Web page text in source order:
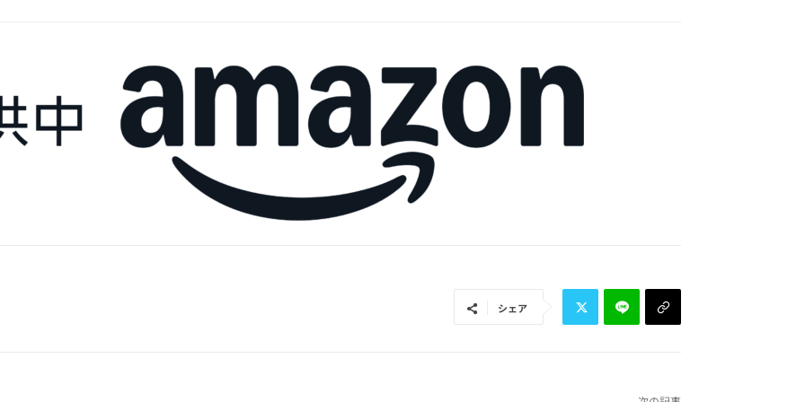
シェア